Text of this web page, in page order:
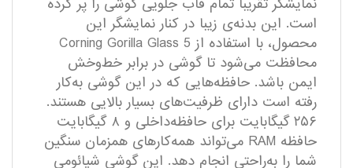
است. این بدنه­‌ی زیبا در کنار نمایشگر این
محصول، با استفاده از Corning Gorilla Glass 5
محافظت می‌شود تا گوشی در برابر خط‌وخش
ایمن باشد. حافظه‌هایی که در این گوشی به‌کار
رفته است دارای ظرفیت‌های بسیار بالایی هستند.
۲۵۶ گیگابایت برای حافظه‌داخلی و ۸ گیگابایت
حافظه RAM می‌تواند همه‌کارهای همزمان سنگین
شما را به‌راحتی انجام دهد. این گوشی شیائومی